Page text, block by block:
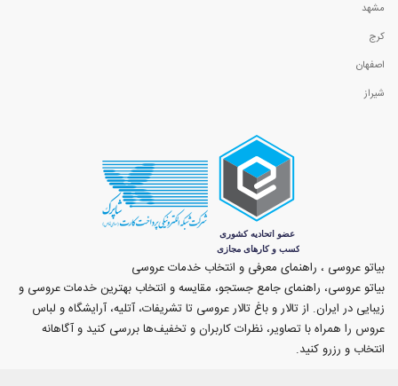
مشهد
کرج
اصفهان
شیراز
بیاتو عروسی ، راهنمای معرفی و انتخاب خدمات عروسی
بیاتو عروسی، راهنمای جامع جستجو، مقایسه و انتخاب بهترین خدمات عروسی و
زیبایی در ایران. از تالار و باغ تالار عروسی تا تشریفات، آتلیه، آرایشگاه و لباس
عروس را همراه با تصاویر، نظرات کاربران و تخفیف‌ها بررسی کنید و آگاهانه
انتخاب و رزرو کنید.